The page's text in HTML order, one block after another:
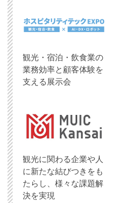
観光・宿泊・飲食業の
業務効率と顧客体験を
支える展示会
観光に関わる企業や人
に新たな結びつきをも
たらし、様々な課題解
決を実現